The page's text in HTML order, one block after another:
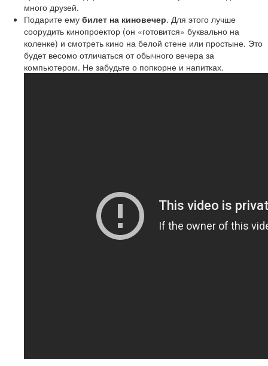
много друзей.
Подарите ему билет на киновечер. Для этого лучше
соорудить кинопроектор (он «готовится» буквально на
коленке) и смотреть кино на белой стене или простыне. Это
будет весомо отличаться от обычного вечера за
компьютером. Не забудьте о попкорне и напитках.